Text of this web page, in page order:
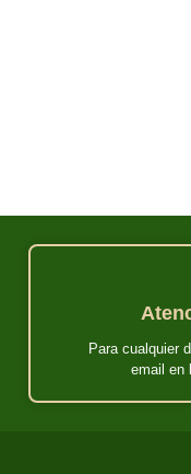
Para cualquier
email en